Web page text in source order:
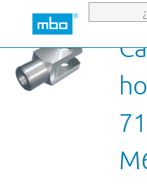
Saltar al contenido principal